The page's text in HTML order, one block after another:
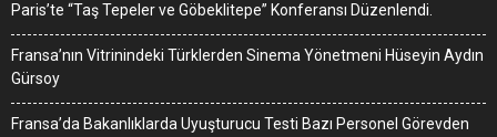
Paris’te “Taş Tepeler ve Göbeklitepe” Konferansı Düzenlendi.
Fransa’nın Vitrinindeki Türklerden Sinema Yönetmeni Hüseyin Aydın
Gürsoy
Fransa’da Bakanlıklarda Uyuşturucu Testi Bazı Personel Görevden